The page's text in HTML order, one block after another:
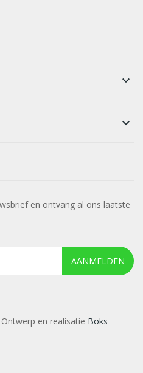
keyboard_arrow_down
keyboard_arrow_down
en ontvang al ons laatste
AANMELDEN
en realisatie Boks